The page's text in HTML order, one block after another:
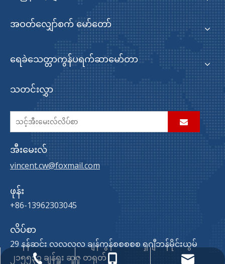
+86-0512-82353800
+86-13962303045
vincent.cw@foxmail.com
အဝတ်လျှော်စက် မော်တော်
ရေခဲသေတ္တာကွန်ပရက်ဆာမော်တာ
သတင်းလွှာ
အီးမေးလ်
vincent.cw@foxmail.com
ဖုန်း
+86-13962303045
လိပ်စာ
29 နန်ဆင်း လလလလ ချန်ကွန်စစစစစ ရှဂျီဘန်မိုင်းယွမ်
၂၁၅၅၃၃ ချန်ရှူး ဆူဇူ တရုတ်